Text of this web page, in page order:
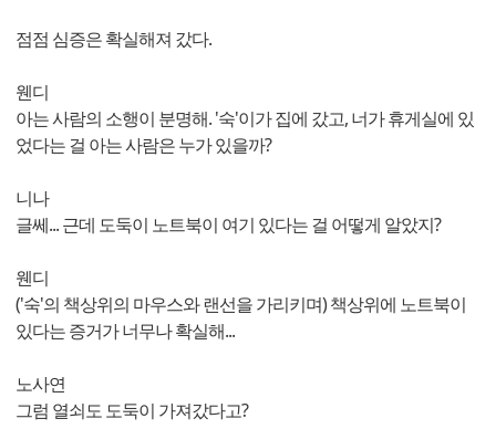
점점 심증은 확실해져 갔다.
웬디
아는 사람의 소행이 분명해. '숙'이가 집에 갔고, 너가 휴게실에 있
었다는 걸 아는 사람은 누가 있을까?
니나
글쎄... 근데 도둑이 노트북이 여기 있다는 걸 어떻게 알았지?
웬디
('숙'의 책상위의 마우스와 랜선을 가리키며) 책상위에 노트북이
있다는 증거가 너무나 확실해...
노사연
그럼 열쇠도 도둑이 가져갔다고?